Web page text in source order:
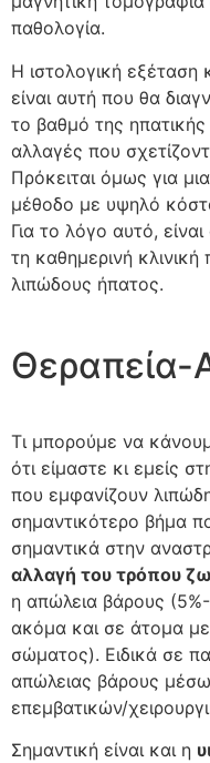
παθολογία.
Η ιστολογική εξέταση
είναι αυτή που θα
το βαθμό της
αλλαγές που
Πρόκειται όμως για
μέθοδο με υψηλό
Για το λόγο αυτό,
τη καθημερινή
λιπώδους ήπατος.
Θεραπεία-
Τι μπορούμε να
ότι είμαστε κι εμείς
που εμφανίζουν
σημαντικότερο βήμα
σημαντικά στην
αλλαγή του τρόπου
η απώλεια βάρους
ακόμα και σε άτομα
σώματος). Ειδικά σε
απώλειας βάρους
επεμβατικών/
Σημαντική είναι και η